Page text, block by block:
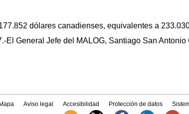
dólares canadienses, equivalentes a
El General Jefe del MALOG, Santiago San Antonio
Mapa Aviso legal Accesibilidad Protección de datos